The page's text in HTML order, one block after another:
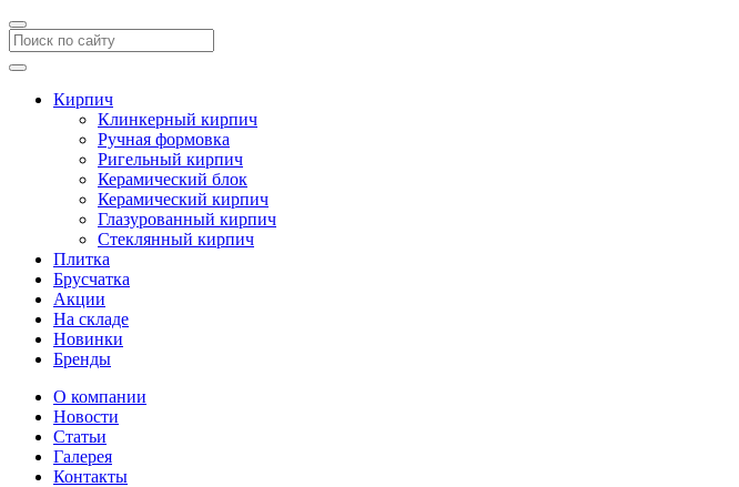
Кирпич
Клинкерный кирпич
Ручная формовка
Ригельный кирпич
Керамический блок
Керамический кирпич
Глазурованный кирпич
Стеклянный кирпич
Плитка
Брусчатка
Акции
На складе
Новинки
Бренды
О компании
Новости
Статьи
Галерея
Контакты